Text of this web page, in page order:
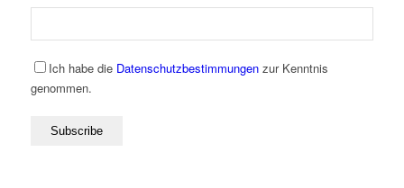
Ich habe die Datenschutzbestimmungenzur Kenntnis
genommen.